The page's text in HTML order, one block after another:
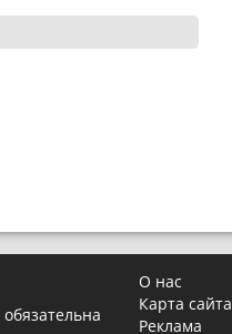
обязательна
О нас
Карта сайта
Реклама